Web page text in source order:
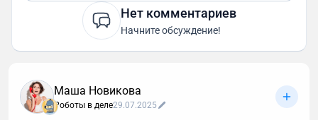
Нет комментариев
Начните обсуждение!
Маша Новикова
Роботы в деле29.07.2025